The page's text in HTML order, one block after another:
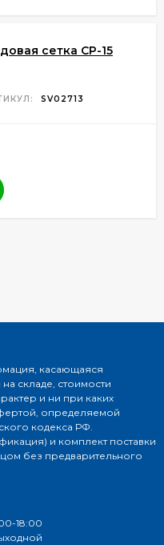
сетка СР-15
SV02713
касающаяся
складе, стоимости
и ни при каких
определяемой
кодекса РФ.
и комплект поставки
без предварительного
18:00